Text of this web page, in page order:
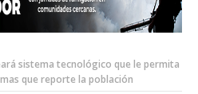
sistema tecnológico que le permita
que reporte la población